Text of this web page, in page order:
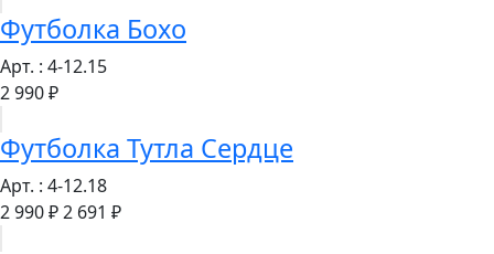
Футболка Бохо
Арт. : 4-12.15
2 990 ₽
Футболка Тутла Сердце
Арт. : 4-12.18
2 990 ₽2 691 ₽